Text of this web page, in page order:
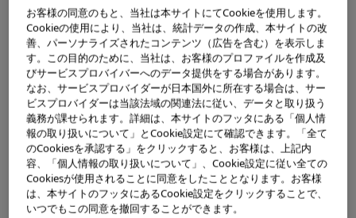
オリンパスメディカルシステムズ株式会社は、新興国市場
に向けて、従来の内視鏡システムの基本性能を継承しなが
ら、スコープ先端部にLED光源を内蔵することにより本体の
小型軽量化と省電力化を実現した、普及型の内視鏡ビデオ
スコープシステム「Axeon」を発売します。2012年4月1日
より、各国での法規制対応後に順次販売を予定していま
す。
本システムは、本体となるビデオシステムセンターと、そ
れに接続可能な消化器内視鏡（上部消化管汎用ビデオスコ
ープ、大腸ビデオスコープ）とカメラヘッドで構成されて
お客様の同意のもと、当社は本サイトにてCookieを使用します。
Cookieの使用により、当社は、統計データの作成、本サイトの改
善、パーソナライズされたコンテンツ（広告を含む）を表示しま
す。この目的のために、当社は、お客様のプロファイルを作成及
びサービスプロバイバーへのデータ提供をする場合があります。
なお、サービスプロバイダーが日本国外に所在する場合は、サー
ビスプロバイダーは当該法域の関連法に従い、データと取り扱う
義務が課せられます。詳細は、本サイトのフッタにある「個人情
報の取り扱いについて」とCookie設定にて確認できます。「全て
のCookiesを承認する」をクリックすると、お客様は、上記内
容、「個人情報の取り扱いについて」、Cookie設定に従い全ての
Cookiesが使用されることに同意をしたこととなります。お客様
は、本サイトのフッタにあるCookie設定をクリックすることで、
いつでもこの同意を撤回することができます。